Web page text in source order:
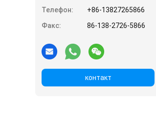
Телефон:
+86-13827265866
Факс:
86-138-2726-5866
контакт